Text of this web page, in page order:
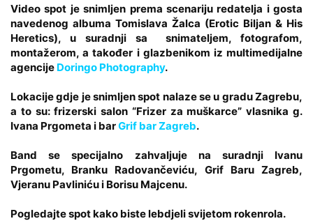
Video spot je snimljen prema scenariju redatelja i gosta
navedenog albuma Tomislava Žalca (Erotic Biljan & His
Heretics), u suradnji sa snimateljem, fotografom,
montažerom, a također i glazbenikom iz multimedijalne
agencije Doringo Photography.
Lokacije gdje je snimljen spot nalaze se u gradu Zagrebu,
a to su: frizerski salon “Frizer za muškarce” vlasnika g.
Ivana Prgometa i barGrif bar Zagreb.
Band se specijalno zahvaljuje na suradnji Ivanu
Prgometu, Branku Radovančeviću, Grif Baru Zagreb,
Vjeranu Pavliniću i Borisu Majcenu.
Pogledajte spot kako biste lebdjeli svijetom rokenrola.